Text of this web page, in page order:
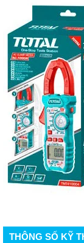
THÔNG SỐ KỸ